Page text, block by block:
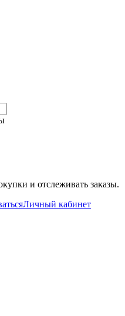
и отслеживать заказы.
Личный кабинет